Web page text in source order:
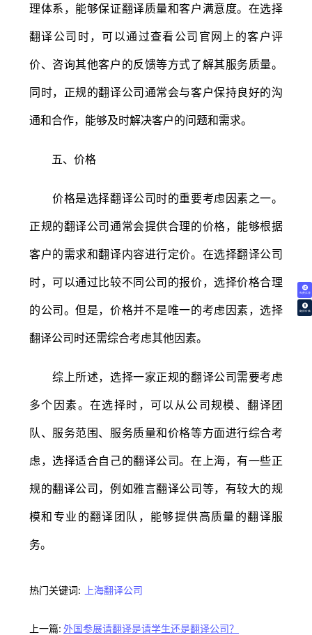
免费试译
翻译价格
理体系，能够保证翻译质量和客户满意度。在选择
翻译公司时，可以通过查看公司官网上的客户评
价、咨询其他客户的反馈等方式了解其服务质量。
同时，正规的翻译公司通常会与客户保持良好的沟
通和合作，能够及时解决客户的问题和需求。
五、价格
价格是选择翻译公司时的重要考虑因素之一。
正规的翻译公司通常会提供合理的价格，能够根据
客户的需求和翻译内容进行定价。在选择翻译公司
时，可以通过比较不同公司的报价，选择价格合理
的公司。但是，价格并不是唯一的考虑因素，选择
翻译公司时还需综合考虑其他因素。
综上所述，选择一家正规的翻译公司需要考虑
多个因素。在选择时，可以从公司规模、翻译团
队、服务范围、服务质量和价格等方面进行综合考
虑，选择适合自己的翻译公司。在上海，有一些正
规的翻译公司，例如雅言翻译公司等，有较大的规
模和专业的翻译团队，能够提供高质量的翻译服
务。
热门关键词: 上海翻译公司
上一篇: 外国参展请翻译是请学生还是翻译公司？